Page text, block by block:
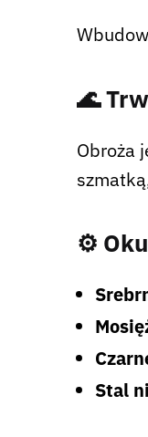
🌊
Obroża
⚙️
Stal